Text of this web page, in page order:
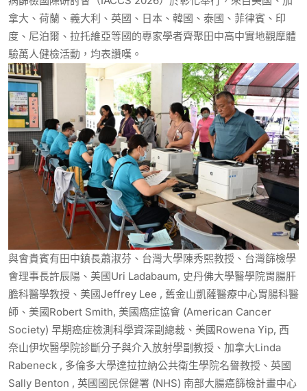
拿大、荷蘭、義大利、英國、日本、韓國、泰國、菲律賓、印
度、尼泊爾、拉托維亞等國的專家學者齊聚田中高中實地觀摩體
驗萬人健檢活動，均表讚嘆。
與會貴賓有田中鎮長蕭淑芬、台灣大學陳秀熙教授、台灣篩檢學
會理事長許辰陽、美國Uri Ladabaum, 史丹佛大學醫學院胃腸肝
膽科醫學教授、美國Jeffrey Lee , 舊金山凱薩醫療中心胃腸科醫
師、美國Robert Smith, 美國癌症協會 (American Cancer
Society) 早期癌症檢測科學資深副總裁、美國Rowena Yip, 西
奈山伊坎醫學院診斷分子與介入放射學副教授、加拿大Linda
Rabeneck , 多倫多大學達拉拉納公共衛生學院名譽教授、英國
Sally Benton , 英國國民保健署 (NHS) 南部大腸癌篩檢計畫中心